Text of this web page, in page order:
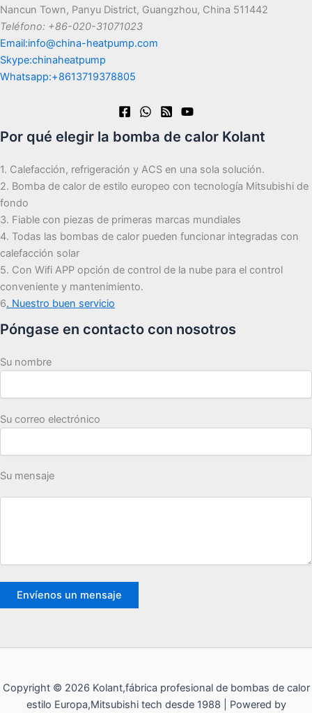
Nancun Town, Panyu District, Guangzhou, China 511442
Teléfono: +86-020-31071023
Email:info@china-heatpump.com
Skype:chinaheatpump
Whatsapp:+8613719378805
Por qué elegir la bomba de calor Kolant
1. Calefacción, refrigeración y ACS en una sola solución.
2. Bomba de calor de estilo europeo con tecnología Mitsubishi de
fondo
3. Fiable con piezas de primeras marcas mundiales
4. Todas las bombas de calor pueden funcionar integradas con
calefacción solar
5. Con Wifi APP opción de control de la nube para el control
conveniente y mantenimiento.
6. Nuestro buen servicio
Póngase en contacto con nosotros
Su nombre
Su correo electrónico
Su mensaje
Copyright © 2026 Kolant,fábrica profesional de bombas de calor
estilo Europa,Mitsubishi tech desde 1988 | Powered by